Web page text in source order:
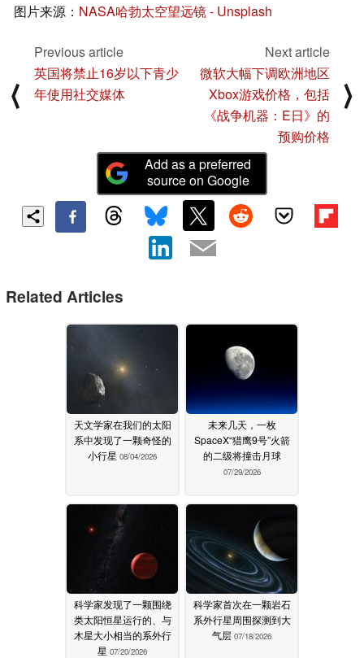
图片来源： NASA哈勃太空望远镜 - Unsplash
⟨
Previous article
英国将禁止16岁以下青少
年使用社交媒体
Next article
微软大幅下调欧洲地区
Xbox游戏价格，包括
《战争机器：E日》的
预购价格
⟩
Add as a preferred
source on Google
Related Articles
天文学家在我们的太阳
系中发现了一颗奇怪的
小行星 08/04/2026
未来几天，一枚
SpaceX“猎鹰9号”火箭
的二级将撞击月球
07/29/2026
科学家发现了一颗围绕
类太阳恒星运行的、与
木星大小相当的系外行
星 07/20/2026
科学家首次在一颗岩石
系外行星周围探测到大
气层 07/18/2026